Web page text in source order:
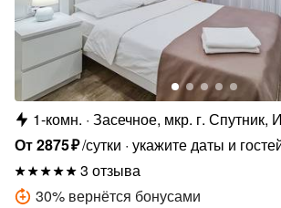
1-комн. Засечное, мкр. г. Спутник,
10
От2875₽/сутки укажите даты и
3 отзыва
30% вернётся бонусами